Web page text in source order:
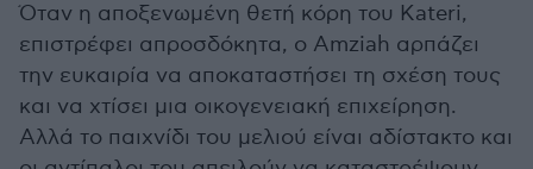
Όταν η αποξενωμένη θετή κόρη του Kateri,
επιστρέφει απροσδόκητα, ο Amziah αρπάζει
την ευκαιρία να αποκαταστήσει τη σχέση τους
και να χτίσει μια οικογενειακή επιχείρηση.
Αλλά το παιχνίδι του μελιού είναι αδίστακτο και